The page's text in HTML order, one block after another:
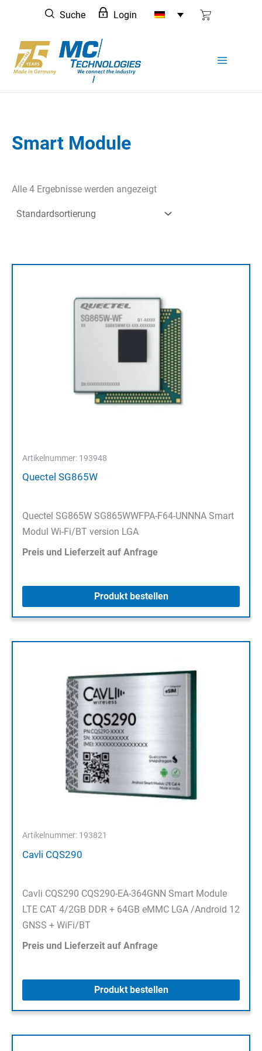
springen
Suche Login
Smart Module
Alle 4 Ergebnisse werden angezeigt
Artikelnummer: 193948
Quectel SG865W
Quectel SG865W SG865WWFPA-F64-UNNNA Smart
Modul Wi-Fi/BT version LGA
Preis und Lieferzeit auf Anfrage
Produkt bestellen
Artikelnummer: 193821
Cavli CQS290
Cavli CQS290 CQS290-EA-364GNN Smart Module
LTE CAT 4/2GB DDR + 64GB eMMC LGA /Android 12
GNSS + WiFi/BT
Preis und Lieferzeit auf Anfrage
Produkt bestellen